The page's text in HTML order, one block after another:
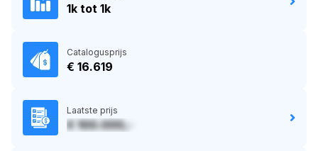
1k tot 1k
Catalogusprijs
€ 16.619
Laatste prijs
€ 100.000,-